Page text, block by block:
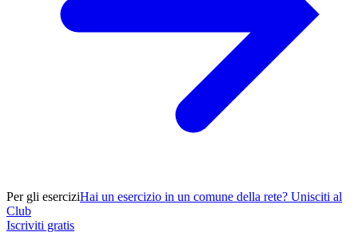
Per gli eserciziHai un esercizio in un comune della rete? Unisciti al
Club
Iscriviti gratis